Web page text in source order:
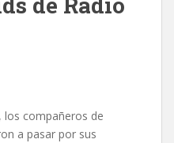
los compañeros de
a pasar por sus